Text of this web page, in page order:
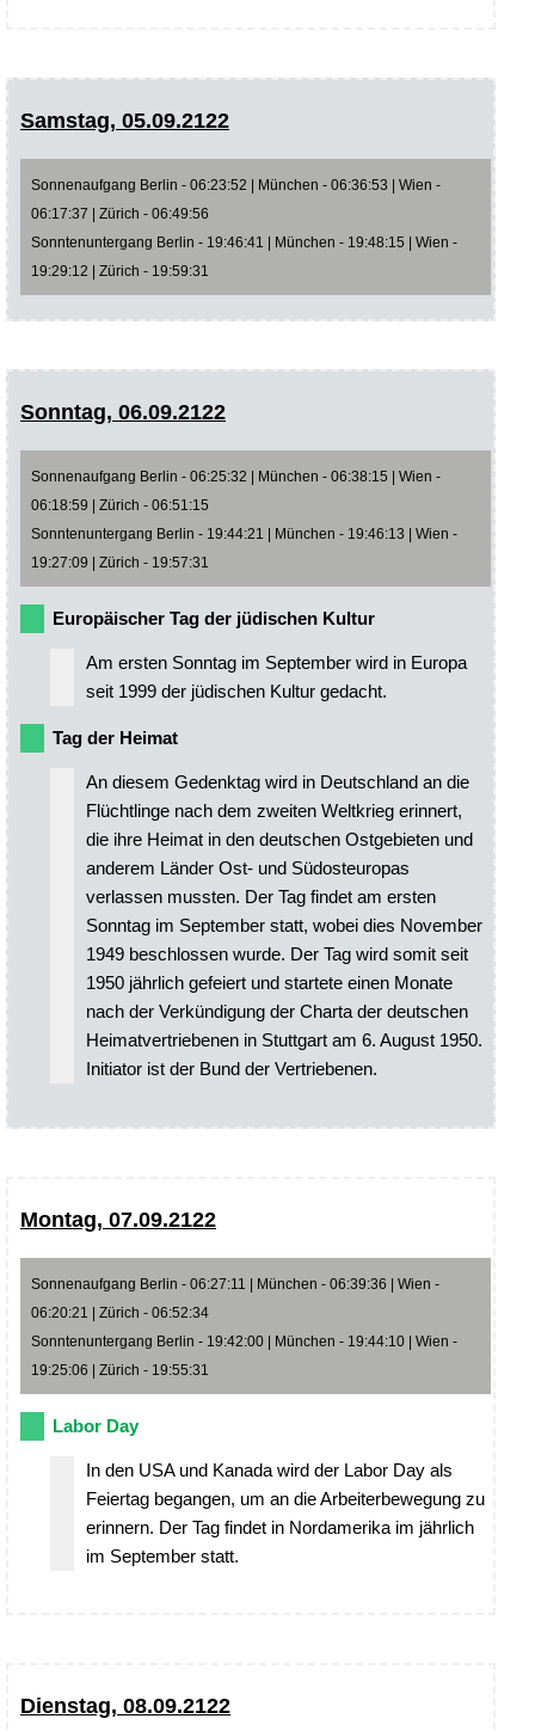
Samstag, 05.09.2122
Sonnenaufgang Berlin - 06:23:52 | München - 06:36:53 | Wien -
06:17:37 | Zürich - 06:49:56
Sonntenuntergang Berlin - 19:46:41 | München - 19:48:15 | Wien -
19:29:12 | Zürich - 19:59:31
Sonntag, 06.09.2122
Sonnenaufgang Berlin - 06:25:32 | München - 06:38:15 | Wien -
06:18:59 | Zürich - 06:51:15
Sonntenuntergang Berlin - 19:44:21 | München - 19:46:13 | Wien -
19:27:09 | Zürich - 19:57:31
Europäischer Tag der jüdischen Kultur
Am ersten Sonntag im September wird in Europa
seit 1999 der jüdischen Kultur gedacht.
Tag der Heimat
An diesem Gedenktag wird in Deutschland an die
Flüchtlinge nach dem zweiten Weltkrieg erinnert,
die ihre Heimat in den deutschen Ostgebieten und
anderem Länder Ost- und Südosteuropas
verlassen mussten. Der Tag findet am ersten
Sonntag im September statt, wobei dies November
1949 beschlossen wurde. Der Tag wird somit seit
1950 jährlich gefeiert und startete einen Monate
nach der Verkündigung der Charta der deutschen
Heimatvertriebenen in Stuttgart am 6. August 1950.
Initiator ist der Bund der Vertriebenen.
Montag, 07.09.2122
Sonnenaufgang Berlin - 06:27:11 | München - 06:39:36 | Wien -
06:20:21 | Zürich - 06:52:34
Sonntenuntergang Berlin - 19:42:00 | München - 19:44:10 | Wien -
19:25:06 | Zürich - 19:55:31
Labor Day
In den USA und Kanada wird der Labor Day als
Feiertag begangen, um an die Arbeiterbewegung zu
erinnern. Der Tag findet in Nordamerika im jährlich
im September statt.
Dienstag, 08.09.2122